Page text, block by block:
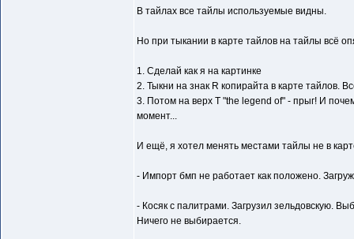
В тайлах все тайлы используемые видны.
Но при тыкании в карте тайлов на тайлы всё
1. Сделай как я на картинке
2. Тыкни на знак R копирайта в карте тайлов.
3. Потом на верх Т "the legend of" - прыг! И
момент...
И ещё, я хотел менять местами тайлы не в
- Импорт бмп не работает как положено.
- Косяк с палитрами. Загрузил зельдовскую.
Ничего не выбирается.